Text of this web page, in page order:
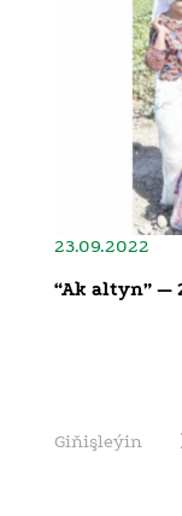
23.09.2022
“Ak altyn” —
Giňişleýin